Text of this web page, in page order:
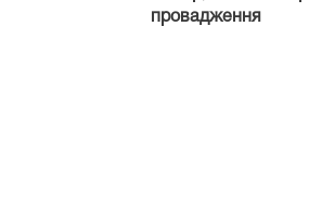
провадження